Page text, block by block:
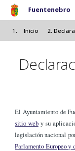
Pasar al
Fuentenebro
Inicio
El Ayuntamiento de
sitio weby su
legislación nacional
Parlamento Europeo y